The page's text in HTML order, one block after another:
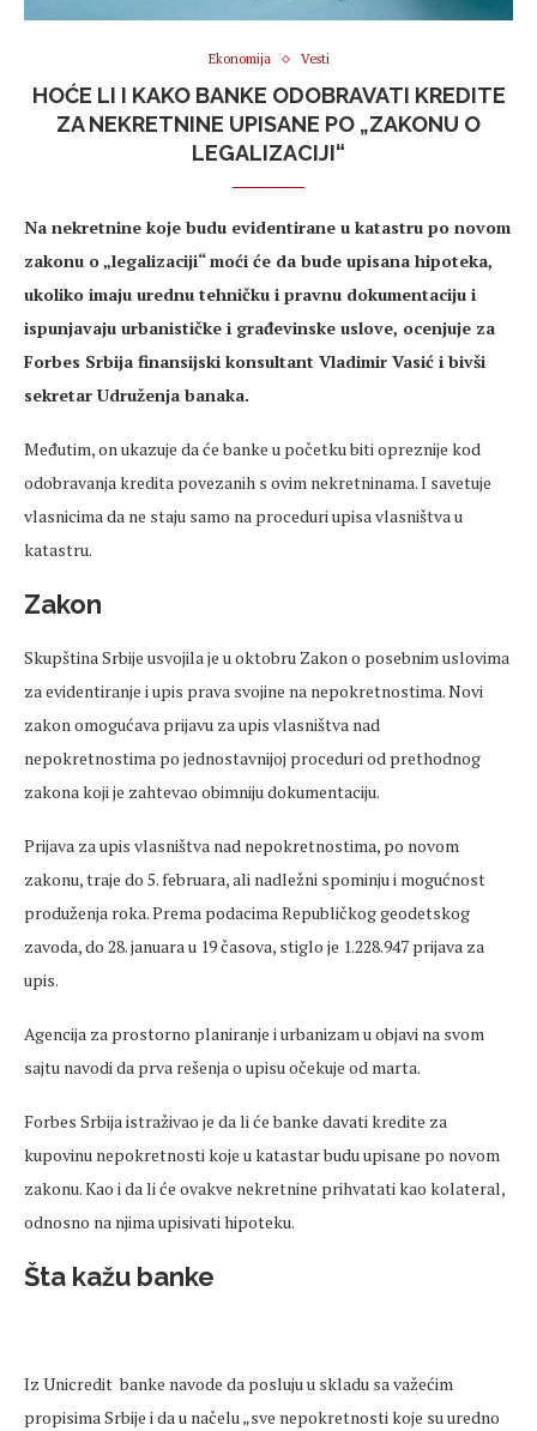
Ekonomija Vesti
HOĆE LI I KAKO BANKE ODOBRAVATI KREDITE
ZA NEKRETNINE UPISANE PO „ZAKONU O
LEGALIZACIJI“
Na nekretnine koje budu evidentirane u katastru po novom
zakonu o „legalizaciji“ moći će da bude upisana hipoteka,
ukoliko imaju urednu tehničku i pravnu dokumentaciju i
ispunjavaju urbanističke i građevinske uslove, ocenjuje za
Forbes Srbija finansijski konsultant Vladimir Vasić i bivši
sekretar Udruženja banaka.
Međutim, on ukazuje da će banke u početku biti opreznije kod
odobravanja kredita povezanih s ovim nekretninama. I savetuje
vlasnicima da ne staju samo na proceduri upisa vlasništva u
katastru.
Zakon
Skupština Srbije usvojila je u oktobru Zakon o posebnim uslovima
za evidentiranje i upis prava svojine na nepokretnostima. Novi
zakon omogućava prijavu za upis vlasništva nad
nepokretnostima po jednostavnijoj proceduri od prethodnog
zakona koji je zahtevao obimniju dokumentaciju.
Prijava za upis vlasništva nad nepokretnostima, po novom
zakonu, traje do 5. februara, ali nadležni spominju i mogućnost
produženja roka. Prema podacima Republičkog geodetskog
zavoda, do 28. januara u 19 časova, stiglo je 1.228.947 prijava za
upis.
Agencija za prostorno planiranje i urbanizam u objavi na svom
sajtu navodi da prva rešenja o upisu očekuje od marta.
Forbes Srbija istraživao je da li će banke davati kredite za
kupovinu nepokretnosti koje u katastar budu upisane po novom
zakonu. Kao i da li će ovakve nekretnine prihvatati kao kolateral,
odnosno na njima upisivati hipoteku.
Šta kažu banke
Iz Unicredit banke navode da posluju u skladu sa važećim
propisima Srbije i da u načelu „sve nepokretnosti koje su uredno